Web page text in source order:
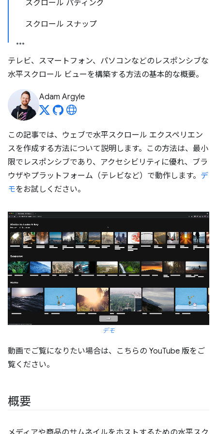
スクロール パディング
スクロール スナップ
テレビ、スマートフォン、パソコンなどのレスポンシブな
水平スクロール ビューを構築する方法の基本的な概要。
Adam Argyle
この記事では、ウェブで水平スクロール エクスペリエン
スを作成する方法について説明します。この方法は、最小
限でレスポンシブであり、アクセシビリティに優れ、ブラ
ウザやプラットフォーム（テレビなど）で動作します。 デ
モをお試しください。
デモ
動画でご覧になりたい場合は、こちらの YouTube 版をご
覧ください。
概要